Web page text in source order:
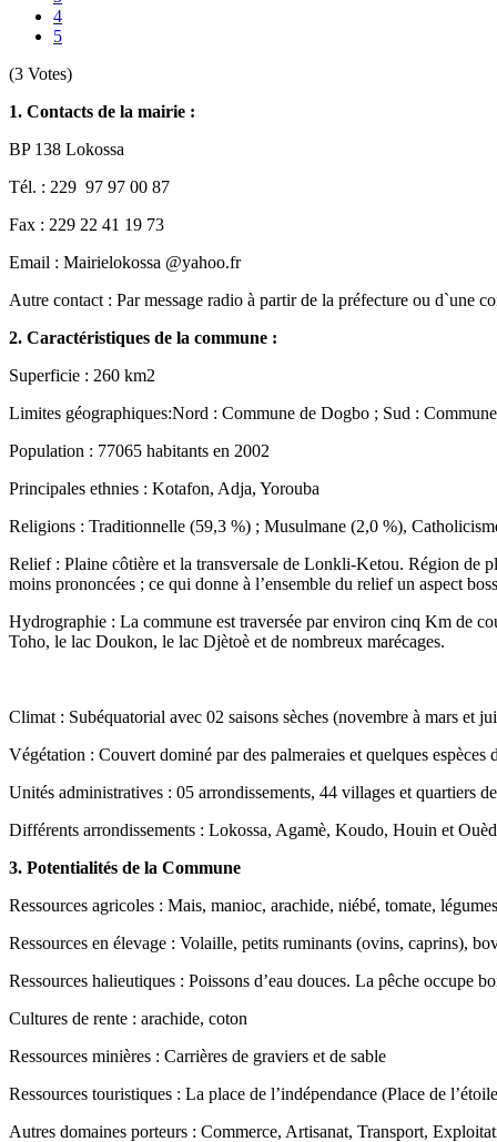
4
5
(3 Votes)
1. Contacts de la mairie :
BP 138 Lokossa
Tél. : 229 97 97 00 87
Fax : 229 22 41 19 73
Email : Mairielokossa @yahoo.fr
Autre contact : Par message radio à partir de la préfecture ou d`une
2. Caractéristiques de la commune :
Superficie : 260 km2
Limites géographiques:Nord : Commune de Dogbo ; Sud :
Population : 77065 habitants en 2002
Principales ethnies : Kotafon, Adja, Yorouba
Religions : Traditionnelle (59,3 %) ; Musulmane (2,0 %),
Relief : Plaine côtière et la transversale de Lonkli-Ketou. Région de
moins prononcées ; ce qui donne à l’ensemble du relief un aspect
Hydrographie : La commune est traversée par environ cinq Km de
Toho, le lac Doukon, le lac Djètoè et de nombreux marécages.
Climat : Subéquatorial avec 02 saisons sèches (novembre à mars et
Végétation : Couvert dominé par des palmeraies et quelques
Unités administratives : 05 arrondissements, 44 villages et quartiers
Différents arrondissements : Lokossa, Agamè, Koudo, Houin et
3. Potentialités de la Commune
Ressources agricoles : Mais, manioc, arachide, niébé, tomate,
Ressources en élevage : Volaille, petits ruminants (ovins, caprins),
Ressources halieutiques : Poissons d’eau douces. La pêche occupe
Cultures de rente : arachide, coton
Ressources minières : Carrières de graviers et de sable
Ressources touristiques : La place de l’indépendance (Place de
Autres domaines porteurs : Commerce, Artisanat, Transport,